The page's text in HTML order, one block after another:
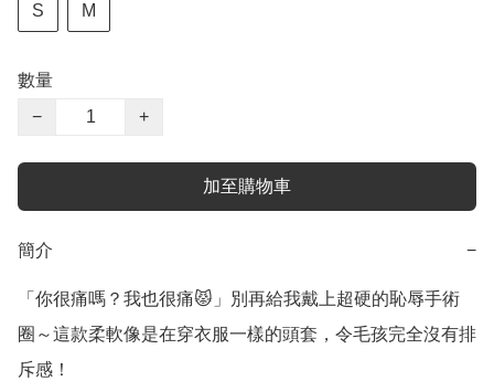
S M
數量
−
+
加至購物車
簡介 −
「你很痛嗎？我也很痛😾」別再給我戴上超硬的恥辱手術
圈～這款柔軟像是在穿衣服一樣的頭套，令毛孩完全沒有排
斥感！